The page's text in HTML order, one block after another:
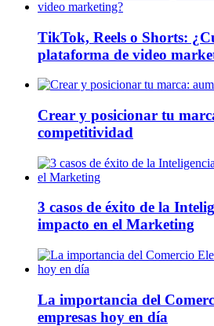
TikTok, Reels o Shorts:
plataforma de video
Crear y posicionar tu
competitividad
3 casos de éxito de la
impacto en el Marketing
La importancia del
empresas hoy en día